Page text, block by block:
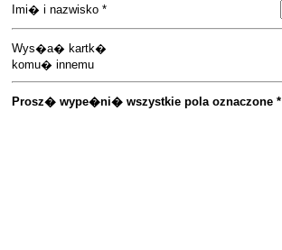
Imi� i nazwisko *
Wys�a� kartk�
komu� innemu
Prosz� wype�ni� wszystkie pola oznaczone *